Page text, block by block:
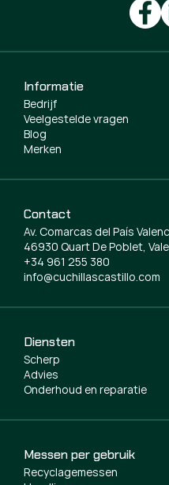
Diensten
Scherp
Advies
Onderhoud en reparatie
Messen per gebruik
Recyclagemessen
Informatie
Bedrijf
Veelgestelde vragen
Blog
Merken
Contact
Av. Comarcas del País
46930 Quart De Poblet,
+34 961 255 380
info@cuchillascastillo.com